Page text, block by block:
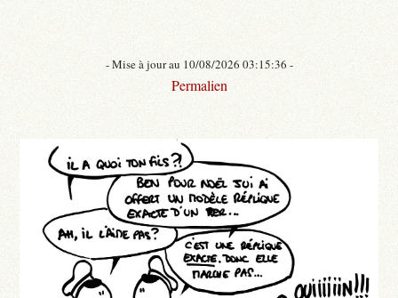
- Mise à jour au 10/08/2026 03:15:36 -
Permalien